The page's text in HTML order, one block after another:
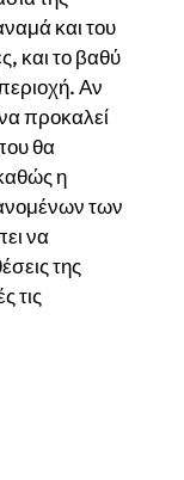
και του
και το βαθύ
Αν
προκαλεί
θα
η
των
να
της
τις